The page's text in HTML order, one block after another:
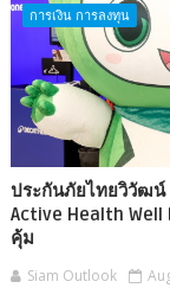
การเงิน การลงทุน
ประกันภัยไทยวิวัฒน์
Active Health
คุ้ม
Siam Outlook